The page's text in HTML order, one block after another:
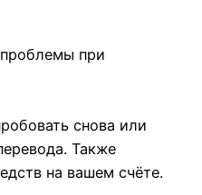
при
снова или
Также
на вашем счёте.